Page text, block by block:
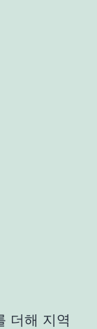
더해 지역